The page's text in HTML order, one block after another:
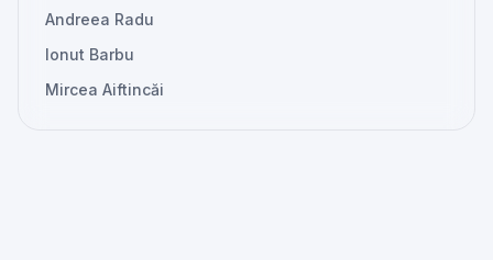
Andreea Radu
Ionut Barbu
Mircea Aiftincăi